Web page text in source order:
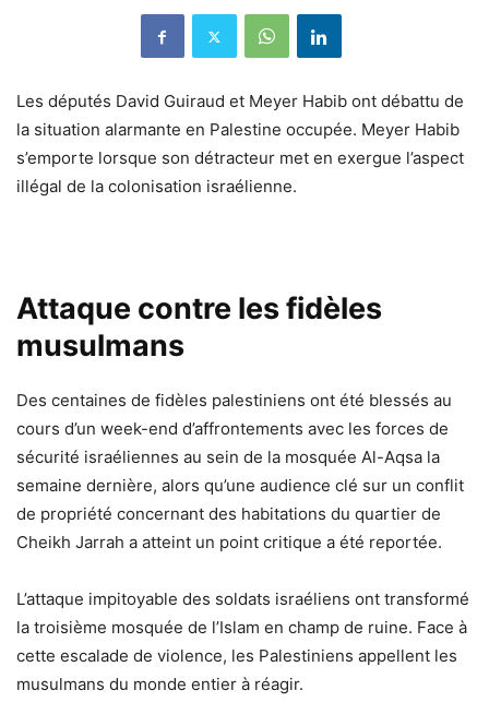
Les députés David Guiraud et Meyer Habib ont débattu de
la situation alarmante en Palestine occupée. Meyer Habib
s’emporte lorsque son détracteur met en exergue l’aspect
illégal de la colonisation israélienne.
Attaque contre les fidèles
musulmans
Des centaines de fidèles palestiniens ont été blessés au
cours d’un week-end d’affrontements avec les forces de
sécurité israéliennes au sein de la mosquée Al-Aqsa la
semaine dernière, alors qu’une audience clé sur un conflit
de propriété concernant des habitations du quartier de
Cheikh Jarrah a atteint un point critique a été reportée.
L’attaque impitoyable des soldats israéliens ont transformé
la troisième mosquée de l’Islam en champ de ruine. Face à
cette escalade de violence, les Palestiniens appellent les
musulmans du monde entier à réagir.